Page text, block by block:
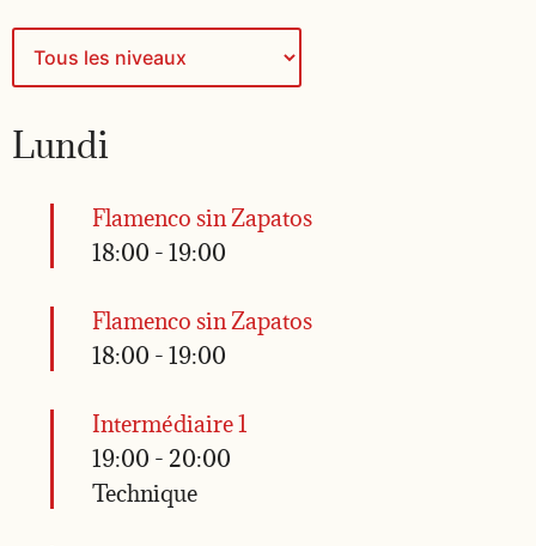
Lundi
Flamenco sin Zapatos
18:00 - 19:00
Flamenco sin Zapatos
18:00 - 19:00
Intermédiaire 1
19:00 - 20:00
Technique